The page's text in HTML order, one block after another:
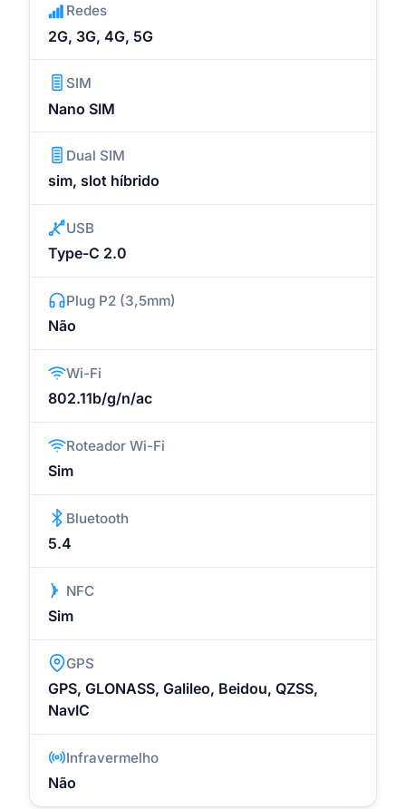
Redes
2G, 3G, 4G, 5G
SIM
Nano SIM
Dual SIM
sim, slot híbrido
USB
Type-C 2.0
Plug P2 (3,5mm)
Não
Wi-Fi
802.11b/g/n/ac
Roteador Wi-Fi
Sim
Bluetooth
5.4
NFC
Sim
GPS
GPS, GLONASS, Galileo, Beidou, QZSS,
NavIC
Infravermelho
Não